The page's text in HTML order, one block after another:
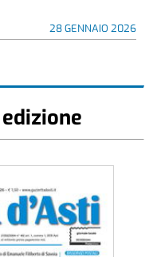
28 GENNAIO 2026